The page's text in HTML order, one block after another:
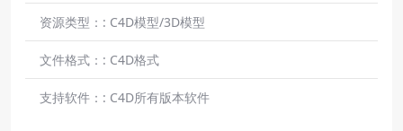
资源类型：: C4D模型/3D模型
文件格式：: C4D格式
支持软件：: C4D所有版本软件